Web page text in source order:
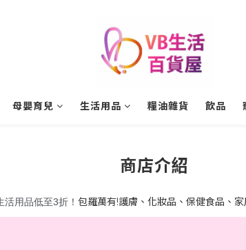
母嬰育兒 生活用品 糧油雜貨 飲品
商店介紹
活用品低至3折！ 包羅萬有!護膚、化妝品、保健食品、